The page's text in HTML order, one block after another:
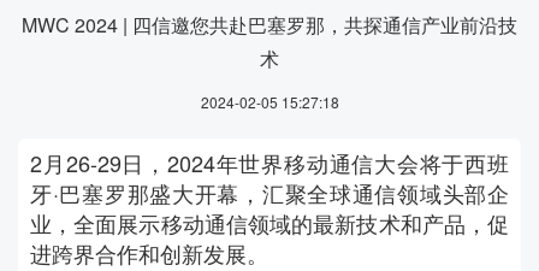
MWC 2024 | 四信邀您共赴巴塞罗那，共探通信产业前沿技
术
2024-02-05 15:27:18
2月26-29日，2024年世界移动通信大会将于西班
牙·巴塞罗那盛大开幕，汇聚全球通信领域头部企
业，全面展示移动通信领域的最新技术和产品，促
进跨界合作和创新发展。